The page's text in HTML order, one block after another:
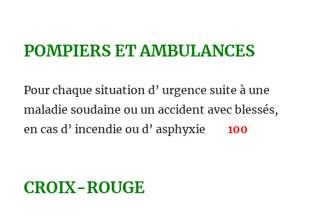
POMPIERS ET AMBULANCES
Pour chaque situation d’ urgence suite à une
maladie soudaine ou un accident avec blessés,
en cas d’ incendie ou d’ asphyxie100
CROIX-ROUGE